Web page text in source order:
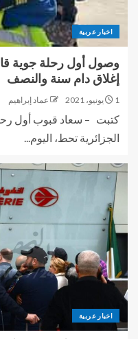
اخبار عربية
وصول أول رحلة جوية
إغلاق دام سنة والنصف
1 يونيو، 2021 عماد إبراهيم
كتبت – سعاد قبوب أول
الجزائرية تحط، اليوم...
اخبار عربية